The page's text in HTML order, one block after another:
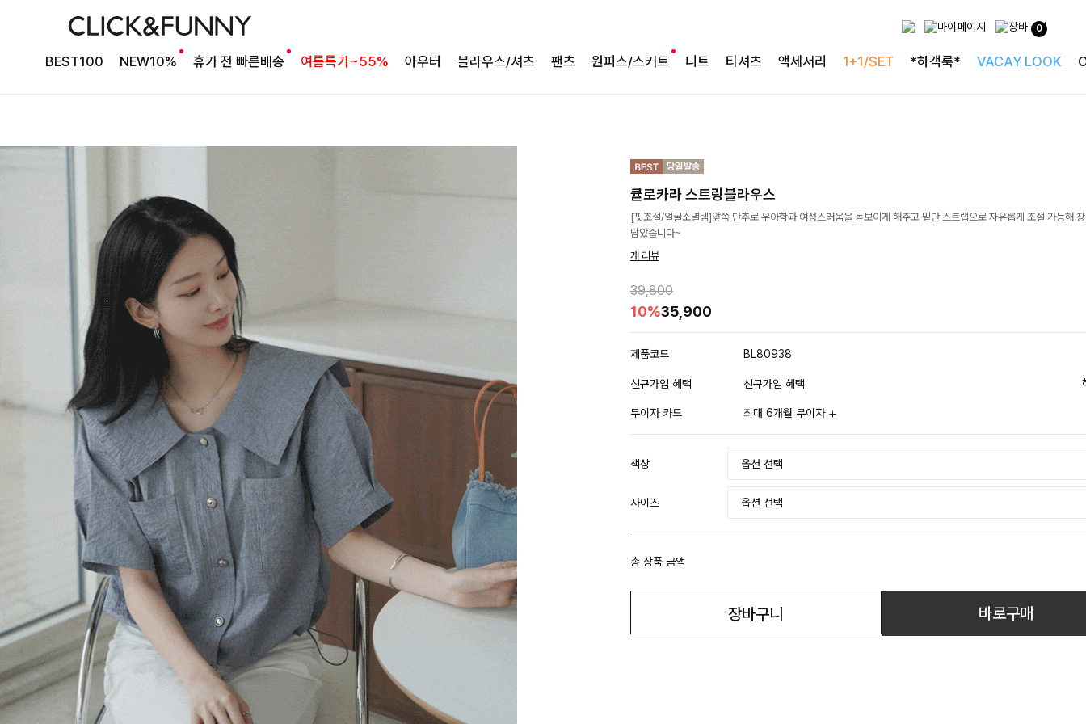
0
BEST100 NEW10% 휴가 전 빠른배송 여름특가~55% 아우터 블라우스/셔츠 팬츠 원피스/스커트 니트 티셔츠 액세서리 1+1/SET *하객룩* VACAY LOOK
큘로카라 스트링블라우스
[핏조절/얼굴소멸템]앞쪽 단추로 우아함과 여성스러움을 돋보이게 해주고 밑단 스트랩으로 자유롭게 조절 가능해
담았습니다~
개 리뷰
39,800
10%35,900
제품코드 BL80938
신규가입 혜택 신규가입 혜택
무이자 카드 최대 6개월 무이자
색상
사이즈
총 상품 금액
장바구니 바로구매